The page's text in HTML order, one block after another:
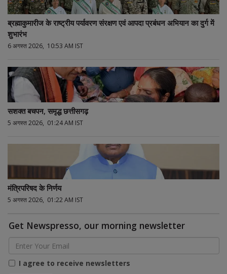
ब्रह्माकुमारीज के राष्ट्रीय पर्यावरण संरक्षण एवं आपदा प्रबंधन अभियान का दुर्ग में
शुभारंभ
6 अगस्त 2026, 10:53 AM IST
सशक्त बचपन, समृद्ध छत्तीसगढ़
5 अगस्त 2026, 01:24 AM IST
मंत्रिपरिषद के निर्णय
5 अगस्त 2026, 01:22 AM IST
Get Newspresso, our morning newsletter
I agree to receive newsletters